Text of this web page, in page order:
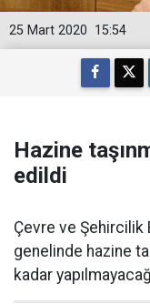
15:54
25 Mart 2020
Hazine
edildi
​Çevre ve Şehircilik
genelinde hazine
kadar